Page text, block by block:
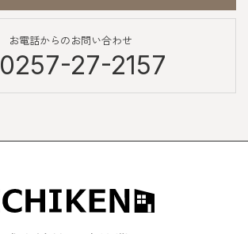
お電話からのお問い合わせ
0257-27-2157